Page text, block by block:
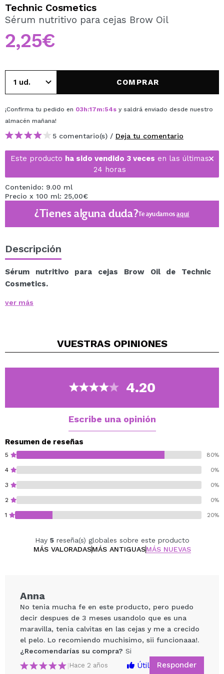
Al crear una cuenta en Maquillalia.com podrás realizar
tus compras rápidamente, revisar el estado de tus
pedidos y consultar tus operaciones anteriores.
CREAR CUENTA
Technic Cosmetics
Sérum nutritivo para cejas Brow Oil
2,25€
COMPRAR
¡Confirma tu pedido en 03h:17m:54s y saldrá enviado desde nuestro
almacén mañana!
5 comentario(s) / Deja tu comentario
Este producto ha sido vendido 3 veces en las últimas
24 horas
Contenido: 9.00 ml
Precio x 100 ml: 25,00€
¿Tienes alguna duda?Te ayudamosaquí
Descripción
Sérum nutritivo para cejas Brow Oil de Technic
Cosmetics.
girasol, almendras dulces y romero para acondicionar
promover una sensación de relajación y calma.
para poder aplicarlo sin dificultad y de manera rápida
ver más
VUESTRAS OPINIONES
4.20
Escribe una opinión
Resumen de reseñas
5 80%
4 0%
3 0%
2 0%
1 20%
Hay 5reseña(s) globales sobre este producto
MÁS VALORADASMÁS ANTIGUASMÁS NUEVAS
Anna
No tenia mucha fe en este producto, pero puedo
decir despues de 3 meses usandolo que es una
maravilla, tenia calvitas en las cejas y me a crecido
el pelo. Lo recomiendo muchisimo, sii funcionaaa!.
¿Recomendarías su compra? Si
| Hace 2 años Útil Responder